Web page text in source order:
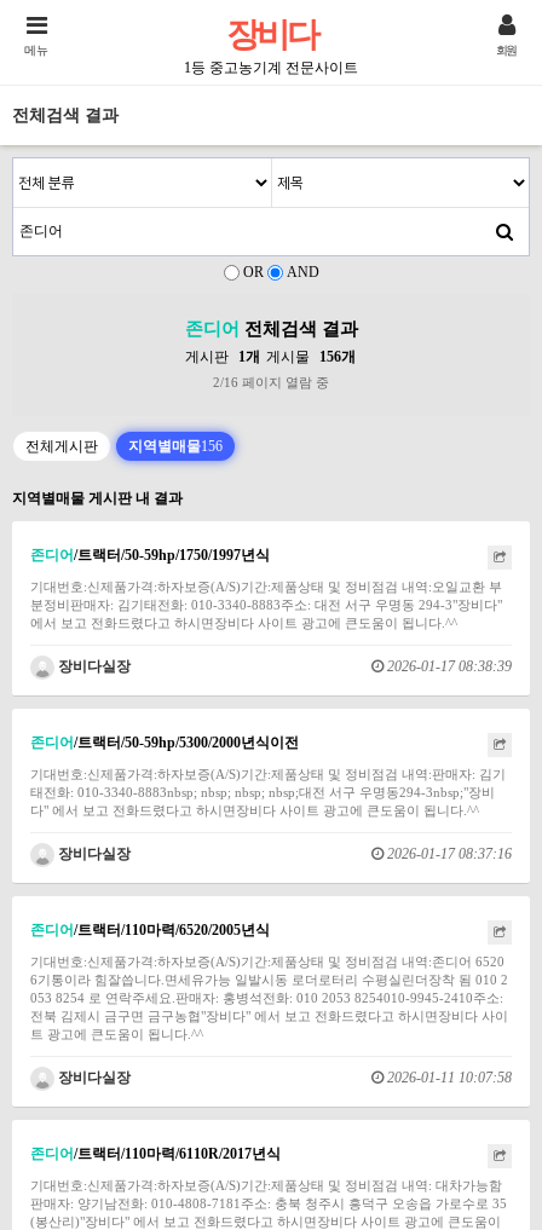
장비다
1등 중고농기계 전문사이트
메뉴 회원
전체검색 결과
OR AND
존디어 전체검색 결과
게시판 1개 게시물 156개
2/16 페이지 열람 중
전체게시판 지역별매물156
지역별매물 게시판 내 결과
존디어/트랙터/50-59hp/1750/1997년식
기대번호:신제품가격:하자보증(A/S)기간:제품상태 및 정비점검 내역:오일교환 부
분정비판매자: 김기태전화: 010-3340-8883주소: 대전 서구 우명동 294-3"장비다"
에서 보고 전화드렸다고 하시면장비다 사이트 광고에 큰도움이 됩니다.^^
장비다실장 2026-01-17 08:38:39
존디어/트랙터/50-59hp/5300/2000년식이전
기대번호:신제품가격:하자보증(A/S)기간:제품상태 및 정비점검 내역:판매자: 김기
태전화: 010-3340-8883nbsp; nbsp; nbsp; nbsp;대전 서구 우명동294-3nbsp;"장비
다" 에서 보고 전화드렸다고 하시면장비다 사이트 광고에 큰도움이 됩니다.^^
장비다실장 2026-01-17 08:37:16
존디어/트랙터/110마력/6520/2005년식
기대번호:신제품가격:하자보증(A/S)기간:제품상태 및 정비점검 내역:존디어 6520
6기통이라 힘잘씁니다.면세유가능 일발시동 로더로터리 수평실린더장착 됨 010 2
053 8254 로 연락주세요.판매자: 홍병석전화: 010 2053 8254010-9945-2410주소:
전북 김제시 금구면 금구농협"장비다" 에서 보고 전화드렸다고 하시면장비다 사이
트 광고에 큰도움이 됩니다.^^
장비다실장 2026-01-11 10:07:58
존디어/트랙터/110마력/6110R/2017년식
기대번호:신제품가격:하자보증(A/S)기간:제품상태 및 정비점검 내역: 대차가능함
판매자: 양기남전화: 010-4808-7181주소: 충북 청주시 흥덕구 오송읍 가로수로 35
(봉산리)"장비다" 에서 보고 전화드렸다고 하시면장비다 사이트 광고에 큰도움이